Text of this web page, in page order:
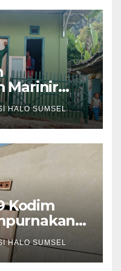
Marinir
Jendela
HALO SUMSEL
Kodim
Dan
Angga
HALO SUMSEL